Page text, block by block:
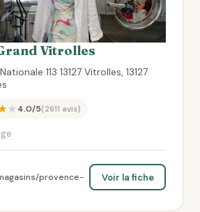
Vitrolles
113 13127 Vitrolles, 13127
4.0/5(2611 avis)
provence-
Voir la fiche